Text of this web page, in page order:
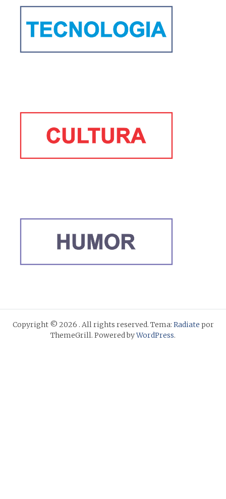
Copyright © 2026 . All rights reserved. Tema: Radiate por
ThemeGrill. Powered byWordPress.